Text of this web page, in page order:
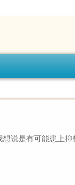
说是有可能患上抑